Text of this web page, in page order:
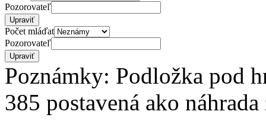
Pozorovateľ
Počet mláďat
Pozorovateľ
Poznámky: Podložka pod
385 postavená ako